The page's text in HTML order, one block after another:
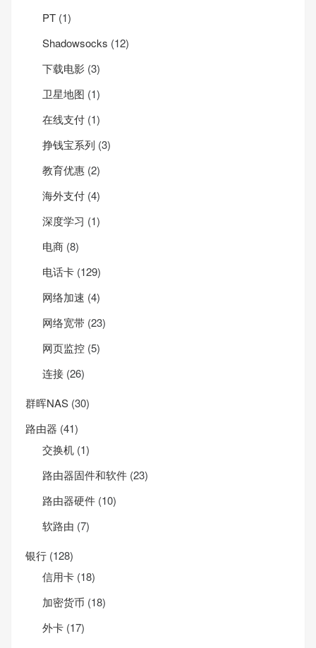
PT (1)
Shadowsocks (12)
下载电影 (3)
卫星地图 (1)
在线支付 (1)
挣钱宝系列 (3)
教育优惠 (2)
海外支付 (4)
深度学习 (1)
电商 (8)
电话卡 (129)
网络加速 (4)
网络宽带 (23)
网页监控 (5)
连接 (26)
群晖NAS (30)
路由器 (41)
交换机 (1)
路由器固件和软件 (23)
路由器硬件 (10)
软路由 (7)
银行 (128)
信用卡 (18)
加密货币 (18)
外卡 (17)